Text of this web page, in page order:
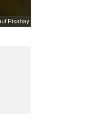
Pixabay